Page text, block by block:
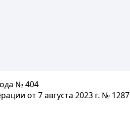
№ 404
от 7 августа 2023 г. № 1287